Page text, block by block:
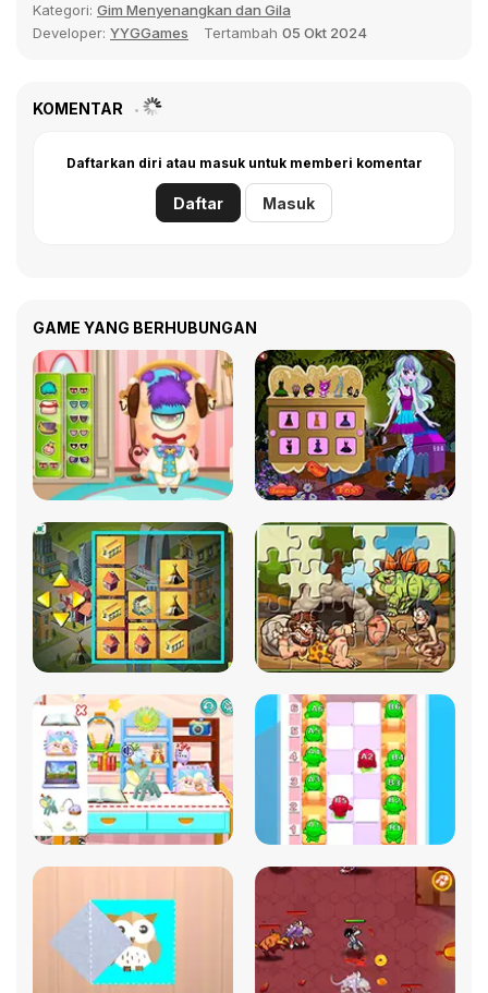
Kategori: Gim Menyenangkan dan Gila
Developer: YYGGames Tertambah 05 Okt 2024
KOMENTAR
Daftarkan diri atau masuk untuk memberi komentar
Daftar Masuk
GAME YANG BERHUBUNGAN